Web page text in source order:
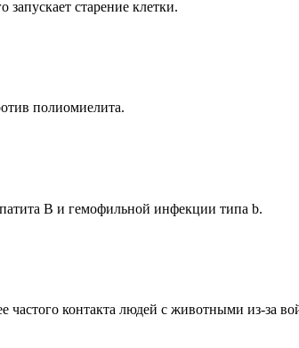
запускает старение клетки.
полиомиелита.
B и гемофильной инфекции типа b.
частого контакта людей с животными из-за